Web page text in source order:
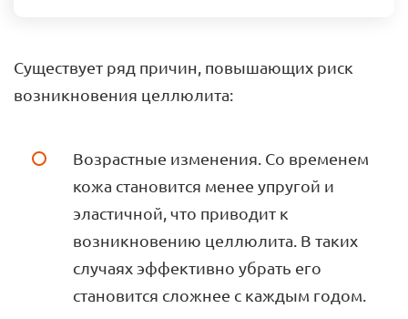
Существует ряд причин, повышающих риск
возникновения целлюлита:
Возрастные изменения. Со временем
кожа становится менее упругой и
эластичной, что приводит к
возникновению целлюлита. В таких
случаях эффективно убрать его
становится сложнее с каждым годом.